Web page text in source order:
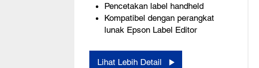
Pencetakan label handheld
Kompatibel dengan perangkat
lunak Epson Label Editor
Lihat Lebih Detail